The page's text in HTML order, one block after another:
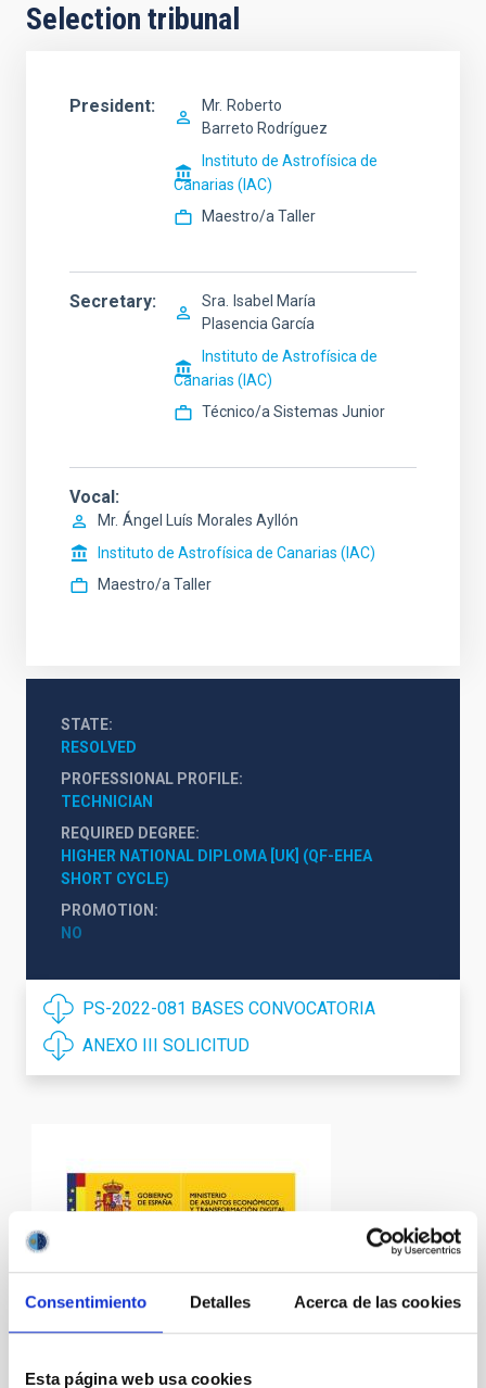
Consentimiento Detalles Acerca de las cookies
Esta página web usa cookies
Selection tribunal
President Mr. Roberto
Barreto Rodríguez
Instituto de Astrofísica de
Canarias (IAC)
Maestro/a Taller
Secretary Sra.
Isabel María
Plasencia García
Instituto de Astrofísica de
Canarias (IAC)
Técnico/a Sistemas Junior
Vocal
Mr. Ángel Luís Morales Ayllón
Instituto de Astrofísica de Canarias (IAC)
Maestro/a Taller
STATE
RESOLVED
PROFESSIONAL PROFILE
TECHNICIAN
REQUIRED DEGREE
HIGHER NATIONAL DIPLOMA [UK] (QF-EHEA
SHORT CYCLE)
PROMOTION
NO
PS-2022-081 BASES CONVOCATORIA
ANEXO III SOLICITUD